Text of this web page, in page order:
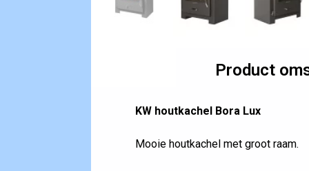
Product
KW houtkachel Bora Lux
Mooie houtkachel met groot raam.